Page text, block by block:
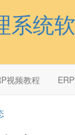
视频教程